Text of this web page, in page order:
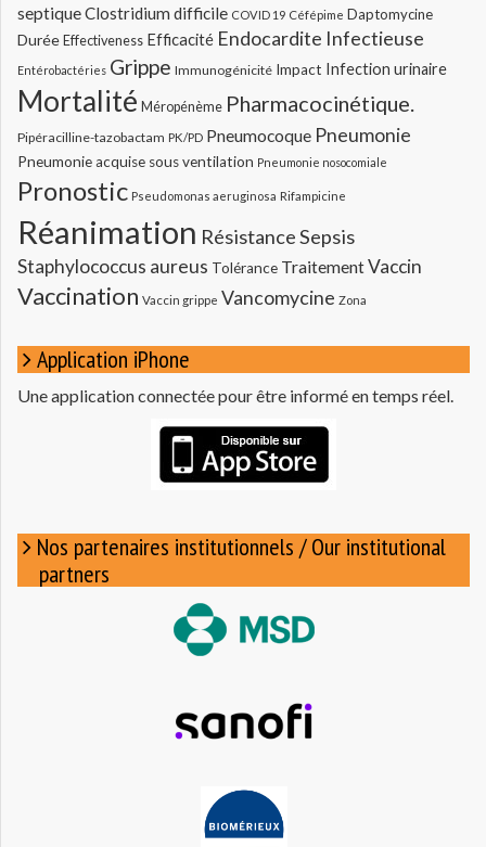
septiqueClostridium difficile COVID 19 Céfépime Daptomycine
Durée Effectiveness Efficacité Endocardite Infectieuse
Entérobactéries Grippe Immunogénicité Impact Infection urinaire
Mortalité Méropénème Pharmacocinétique.
Pipéracilline-tazobactam PK/PD Pneumocoque Pneumonie
Pneumonie acquise sous ventilation Pneumonie nosocomiale
Pronostic Pseudomonas aeruginosa Rifampicine
Réanimation RésistanceSepsis
Staphylococcus aureus Tolérance TraitementVaccin
Vaccination Vaccin grippe Vancomycine Zona
Application iPhone
Une application connectée pour être informé en temps réel.
Nos partenaires institutionnels / Our institutional
partners